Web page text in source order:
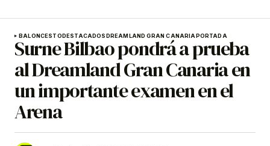
BALONCESTODESTACADOSDREAMLAND GRAN CANARIAPORTADA
Surne Bilbao pondrá a prueba
al Dreamland Gran Canaria en
un importante examen en el
Arena